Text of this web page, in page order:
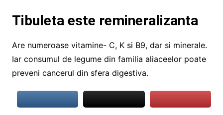
Tibuleta este remineralizanta
Are numeroase vitamine- C, K si B9, dar si minerale.
Iar consumul de legume din familia aliaceelor poate
preveni cancerul din sfera digestiva.